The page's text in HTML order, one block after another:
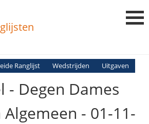
Login
Ranglijst Wedstrijden Uitgaven
- Degen Dames
- 01-11-